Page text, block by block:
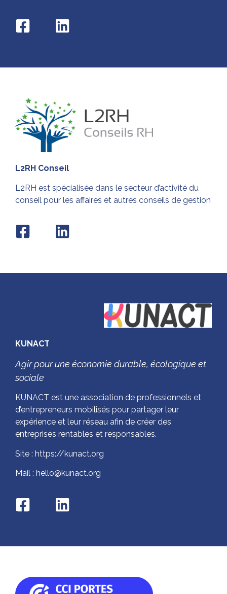
L2RH Conseil
L2RH est spécialisée dans le secteur d’activité du
conseil pour les affaires et autres conseils de gestion
KUNACT
Agir pour une économie durable, écologique et
sociale
KUNACT est une association de professionnels et
d’entrepreneurs mobilisés pour partager leur
expérience et leur réseau afin de créer des
entreprises rentables et responsables.
Site : https://kunact.org
Mail : hello@kunact.org